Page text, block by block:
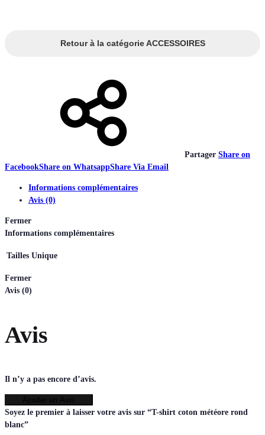
Retour à la catégorie ACCESSOIRES
Partager Share on
FacebookShare on WhatsappShare Via Email
Informations complémentaires
Avis (0)
Fermer
Informations complémentaires
Tailles Unique
Fermer
Avis (0)
Avis
Il n’y a pas encore d’avis.
Soyez le premier à laisser votre avis sur “T-shirt coton météore rond
blanc”